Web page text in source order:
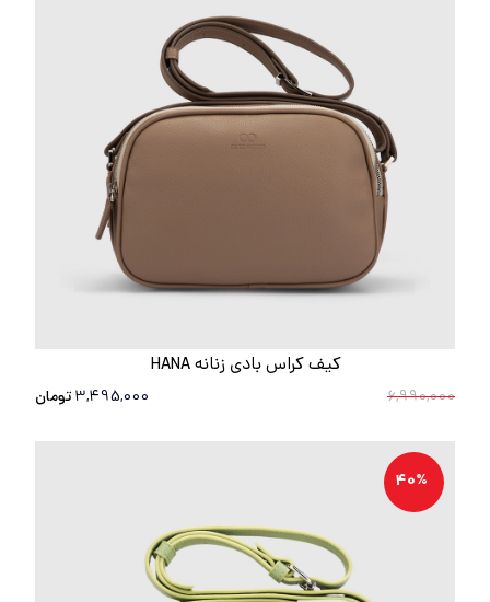
کیف کراس بادی زنانه HANA
6,990,000
3,495,000تومان
40%